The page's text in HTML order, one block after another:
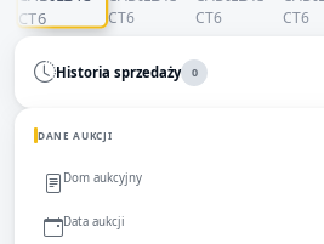
Historia sprzedaży 0
DANE AUKCJI
Dom aukcyjny
Data aukcji